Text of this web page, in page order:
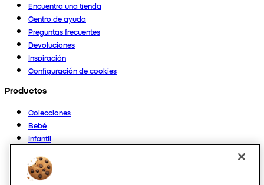
Encuentra una tienda
Centro de ayuda
Preguntas frecuentes
Devoluciones
Inspiración
Configuración de cookies
Productos
Colecciones
Bebé
Infantil
Mujer
Hombre